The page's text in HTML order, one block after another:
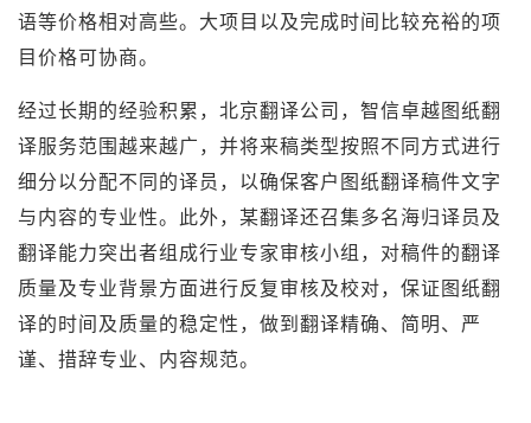
语等价格相对高些。大项目以及完成时间比较充裕的项
目价格可协商。
经过长期的经验积累，北京翻译公司，智信卓越图纸翻
译服务范围越来越广，并将来稿类型按照不同方式进行
细分以分配不同的译员，以确保客户图纸翻译稿件文字
与内容的专业性。此外，某翻译还召集多名海归译员及
翻译能力突出者组成行业专家审核小组，对稿件的翻译
质量及专业背景方面进行反复审核及校对，保证图纸翻
译的时间及质量的稳定性，做到翻译精确、简明、严
谨、措辞专业、内容规范。